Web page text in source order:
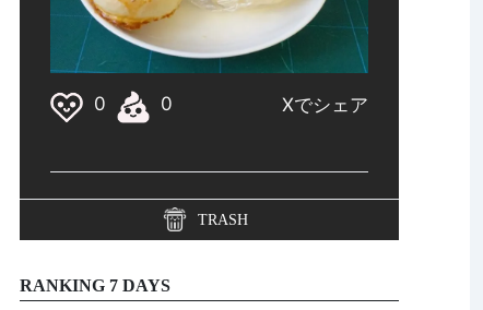
TRASH
RANKING 7 DAYS